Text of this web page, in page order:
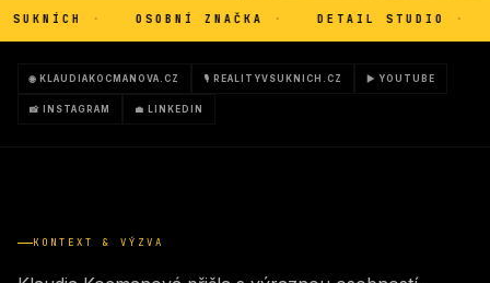
· OSOBNÍ ZNAČKA · DETAIL STUDIO ·
🌐 KLAUDIAKOCMANOVA.CZ 🎙 REALITYVSUKNICH.CZ ▶ YOUTUBE
📸 INSTAGRAM 💼 LINKEDIN
KONTEXT & VÝZVA